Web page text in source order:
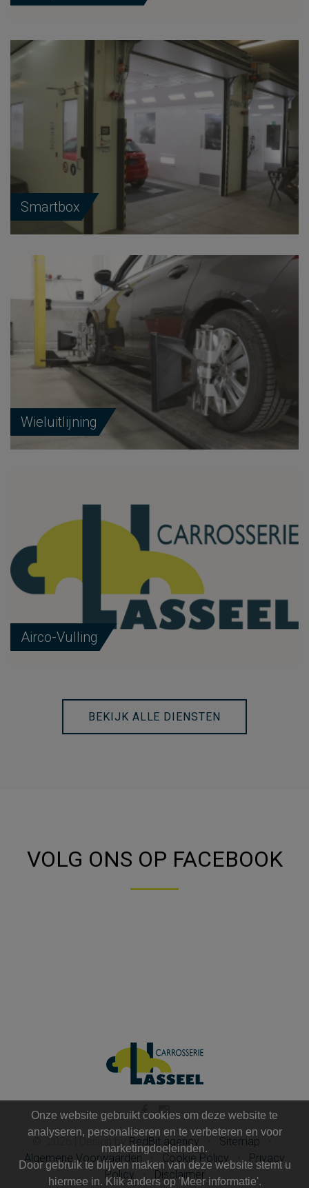
Onze website gebruikt cookies om deze website te
analyseren, personaliseren en te verbeteren en voor
marketingdoeleinden.
Door gebruik te blijven maken van deze website stemt u
hiermee in. Klik anders op 'Meer informatie'.
Smartbox
Wieluitlijning
Airco-Vulling
BEKIJK ALLE DIENSTEN
VOLG ONS OP FACEBOOK
2026 Design by RedBit.agency Sitemap
Algemene Voorwaarden • Cookie Policy • Privacy
Policy
• Disclaimer